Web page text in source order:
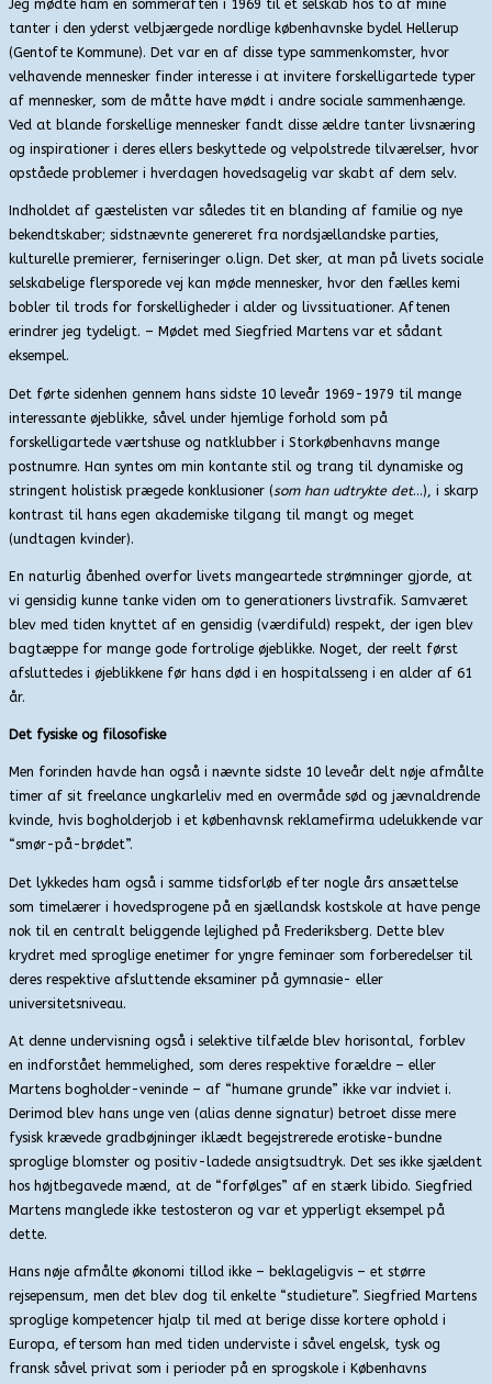
Jeg mødte ham en sommeraften i 1969 til et selskab hos to af mine
tanter i den yderst velbjærgede nordlige københavnske bydel Hellerup
(Gentofte Kommune). Det var en af disse type sammenkomster, hvor
velhavende mennesker finder interesse i at invitere forskelligartede typer
af mennesker, som de måtte have mødt i andre sociale sammenhænge.
Ved at blande forskellige mennesker fandt disse ældre tanter livsnæring
og inspirationer i deres ellers beskyttede og velpolstrede tilværelser, hvor
opståede problemer i hverdagen hovedsagelig var skabt af dem selv.
Indholdet af gæstelisten var således tit en blanding af familie og nye
bekendtskaber; sidstnævnte genereret fra nordsjællandske parties,
kulturelle premierer, ferniseringer o.lign. Det sker, at man på livets sociale
selskabelige flersporede vej kan møde mennesker, hvor den fælles kemi
bobler til trods for forskelligheder i alder og livssituationer. Aftenen
erindrer jeg tydeligt. – Mødet med Siegfried Martens var et sådant
eksempel.
Det førte sidenhen gennem hans sidste 10 leveår 1969-1979 til mange
interessante øjeblikke, såvel under hjemlige forhold som på
forskelligartede værtshuse og natklubber i Storkøbenhavns mange
postnumre. Han syntes om min kontante stil og trang til dynamiske og
stringent holistisk prægede konklusioner (som han udtrykte det…), i skarp
kontrast til hans egen akademiske tilgang til mangt og meget
(undtagen kvinder).
En naturlig åbenhed overfor livets mangeartede strømninger gjorde, at
vi gensidig kunne tanke viden om to generationers livstrafik. Samværet
blev med tiden knyttet af en gensidig (værdifuld) respekt, der igen blev
bagtæppe for mange gode fortrolige øjeblikke. Noget, der reelt først
afsluttedes i øjeblikkene før hans død i en hospitalsseng i en alder af 61
år.
Det fysiske og filosofiske
Men forinden havde han også i nævnte sidste 10 leveår delt nøje afmålte
timer af sit freelance ungkarleliv med en overmåde sød og jævnaldrende
kvinde, hvis bogholderjob i et københavnsk reklamefirma udelukkende var
“smør-på-brødet”.
Det lykkedes ham også i samme tidsforløb efter nogle års ansættelse
som timelærer i hovedsprogene på en sjællandsk kostskole at have penge
nok til en centralt beliggende lejlighed på Frederiksberg. Dette blev
krydret med sproglige enetimer for yngre feminaer som forberedelser til
deres respektive afsluttende eksaminer på gymnasie- eller
universitetsniveau.
At denne undervisning også i selektive tilfælde blev horisontal, forblev
en indforstået hemmelighed, som deres respektive forældre – eller
Martens bogholder-veninde – af “humane grunde” ikke var indviet i.
Derimod blev hans unge ven (alias denne signatur) betroet disse mere
fysisk krævede gradbøjninger iklædt begejstrerede erotiske-bundne
sproglige blomster og positiv-ladede ansigtsudtryk. Det ses ikke sjældent
hos højtbegavede mænd, at de “forfølges” af en stærk libido. Siegfried
Martens manglede ikke testosteron og var et ypperligt eksempel på
dette.
Hans nøje afmålte økonomi tillod ikke – beklageligvis – et større
rejsepensum, men det blev dog til enkelte “studieture”. Siegfried Martens
sproglige kompetencer hjalp til med at berige disse kortere ophold i
Europa, eftersom han med tiden underviste i såvel engelsk, tysk og
fransk såvel privat som i perioder på en sprogskole i Københavns